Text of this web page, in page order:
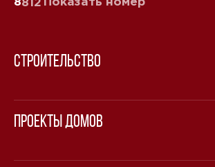
Строительство
Проекты домов